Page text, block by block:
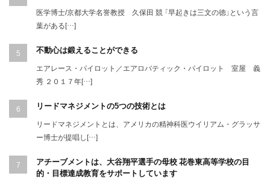
医学博士/京都大学名誉教授 久保田 競 「早起きは三文の徳」という言
葉がある[…]
不動心は鍛えることができる
エアレース・パイロット／エアロバティック・パイロット 室屋 義
秀 ２０１７年[…]
リードマネジメントの5つの技術とは
リードマネジメントとは、アメリカの精神科医ウイリアム・グラッサ
ー博士が提唱し[…]
アチーブメントは、大谷翔平選手の母校 花巻東高等学校の目
的・目標達成教育をサポートしています